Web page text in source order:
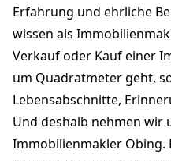
Erfahrung und ehrliche
wissen als
Verkauf oder Kauf einer
um Quadratmeter geht,
Lebensabschnitte,
Und deshalb nehmen wir
Immobilienmakler Obing.